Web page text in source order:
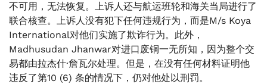
不可用，无法恢复。上诉人还与航运班轮和海关当局进行了
联合核查。上诉人没有犯下任何违规行为，而是M/s Koya
International对他们实施了欺诈行为。此外，
Madhusudan Jhanwar对进口废铜一无所知，因为整个交
易都由拉杰什·詹瓦尔处理。但是，在没有任何材料证明他
违反了第10 (6) 条的情况下，仍对他处以刑罚。